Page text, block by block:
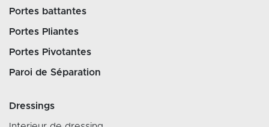
Portes battantes
Portes Pliantes
Portes Pivotantes
Paroi de Séparation
Dressings